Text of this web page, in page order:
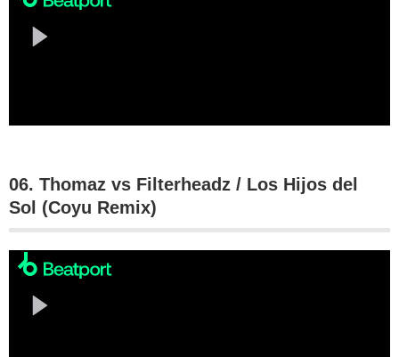
06. Thomaz vs Filterheadz / Los Hijos del
Sol (Coyu Remix)